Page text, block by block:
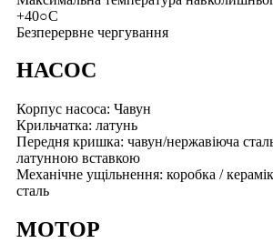
+40○C
Безперервне чергування
НАСОС
Корпус насоса: Чавун
Крильчатка: латунь
Передня кришка: чавун/нержавіюча
латунною вставкою
Механічне ущільнення: коробка /
сталь
МОТОР